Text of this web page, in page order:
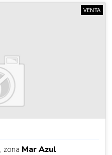
VENTA
, zona Mar Azul